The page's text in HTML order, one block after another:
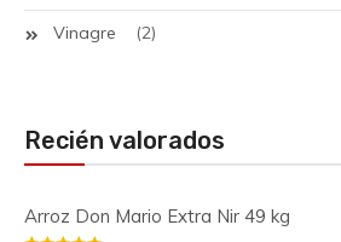
Vinagre (2)
Recién valorados
Arroz Don Mario Extra Nir 49 kg